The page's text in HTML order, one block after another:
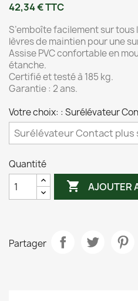
42,34 € TTC
S’emboîte facilement sur
lèvres de maintien pour une
Assise PVC confortable en
étanche.
Certifié et testé à 185 kg.
Garantie : 2 ans.
Votre choix: : Surélévateur
Quantité
 AJOUTER
Partager